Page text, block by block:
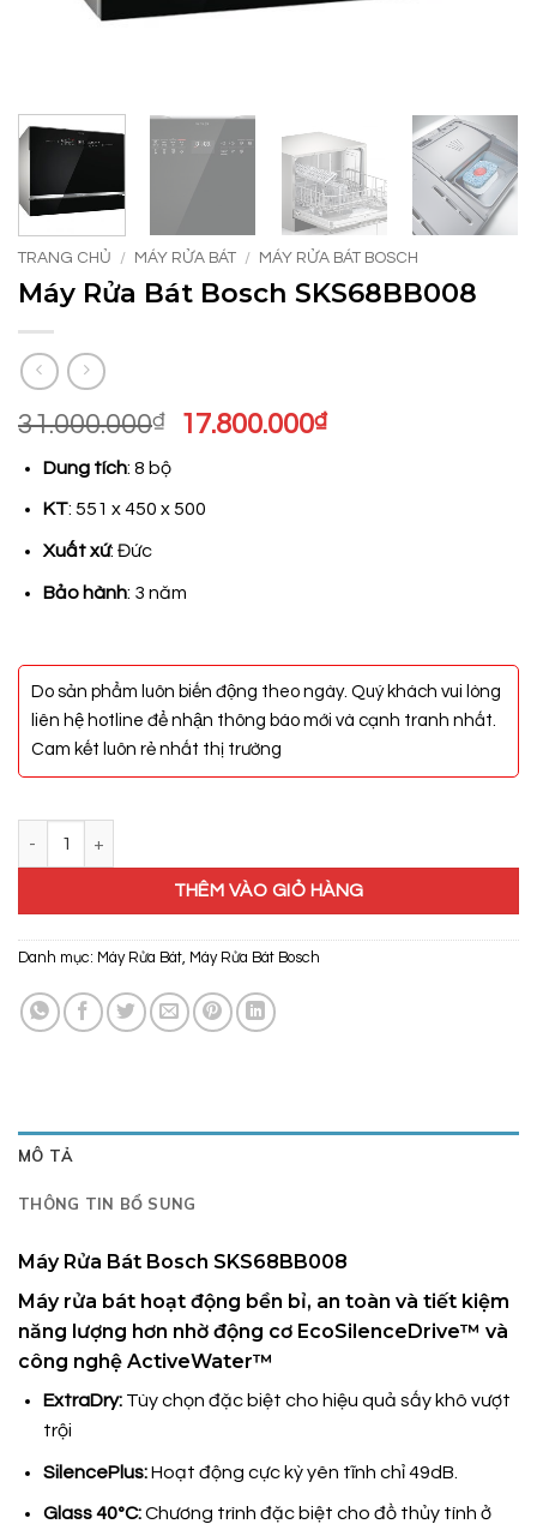
TRANG CHỦ / MÁY RỬA BÁT / MÁY RỬA BÁT BOSCH
Máy Rửa Bát Bosch SKS68BB008
31.000.000₫
Giá
31.000.000₫.
17.800.000₫Giá
Dung tích: 8 bộ
KT: 551 x 450 x 500
Xuất xứ: Đức
Bảo hành: 3 năm
Do sản phẩm luôn biến động theo ngày. Quý khách vui lòng
liên hệ hotline để nhận thông báo mới và cạnh tranh nhất.
Cam kết luôn rẻ nhất thị trường
THÊM VÀO GIỎ HÀNG
Danh mục: Máy Rửa Bát, Máy Rửa Bát Bosch
MÔ TẢ
THÔNG TIN BỔ SUNG
Máy Rửa Bát Bosch SKS68BB008
Máy rửa bát hoạt động bền bỉ, an toàn và tiết kiệm
năng lượng hơn nhờ động cơ EcoSilenceDrive™ và
công nghệ ActiveWater™
ExtraDry:Tùy chọn đặc biệt cho hiệu quả sấy khô vượt
trội
SilencePlus:Hoạt động cực kỳ yên tĩnh chỉ 49dB.
Glass 40ºC:Chương trình đặc biệt cho đồ thủy tính ở